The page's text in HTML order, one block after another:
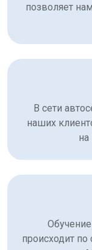
позволяет
В сети
наших
происходит